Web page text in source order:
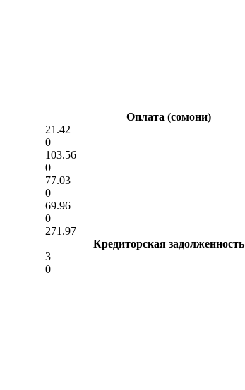
Оплата (сомони)
21.42
0
103.56
0
77.03
0
69.96
0
271.97
Кредиторская задолженность
3
0